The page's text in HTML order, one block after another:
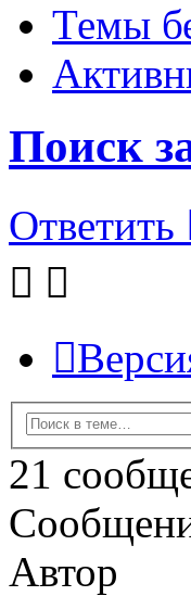
Темы
Поиск
Ответить
21
Автор